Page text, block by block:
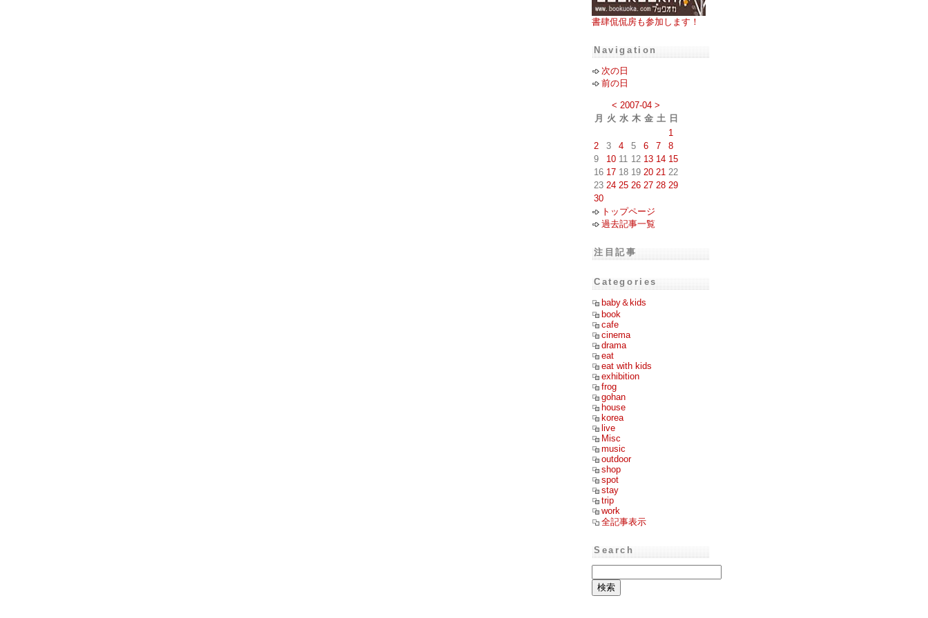
書肆侃侃房も参加します！
Navigation
次の日
前の日
< 2007-04 >
月
火 水 木 金 土 日
1
2
3 4 5 6 7
8
9
10 11 12 13 14 15
16 17 18 19 20 21 22
23 24 25 26 27 28 29
30
トップページ
過去記事一覧
注目記事
Categories
baby＆kids
book
cafe
cinema
drama
eat
eat with kids
exhibition
frog
gohan
house
korea
live
Misc
music
outdoor
shop
spot
stay
trip
work
全記事表示
Search